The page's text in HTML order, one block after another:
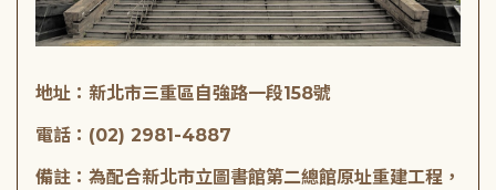
地址：新北市三重區自強路一段158號
電話：(02) 2981-4887
備註：為配合新北市立圖書館第二總館原址重建工程，